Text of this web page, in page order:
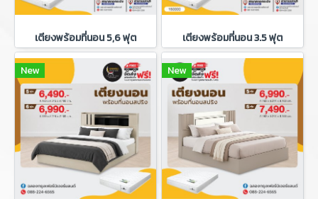
เตียงพร้อมที่นอน 5,6 ฟุต เตียงพร้อมที่นอน 3.5 ฟุต
New New